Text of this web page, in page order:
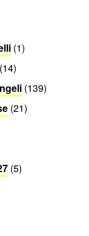
(1)
(14)
(139)
(21)
(5)